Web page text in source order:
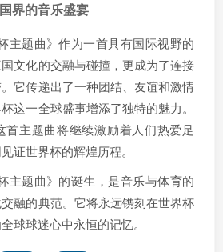
界的音乐盛宴
主题曲》作为一首具有国际视野的
文化的交融与碰撞，更成为了连接
它传递出了一种团结、友谊和激情
这一全球盛事增添了独特的魅力。
首主题曲将继续激励着人们热爱足
证世界杯的辉煌历程。
主题曲》的诞生，是音乐与体育的
融的典范。它将永远镌刻在世界杯
球球迷心中永恒的记忆。